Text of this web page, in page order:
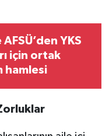
AFSÜ’den YKS
için ortak
hamlesi